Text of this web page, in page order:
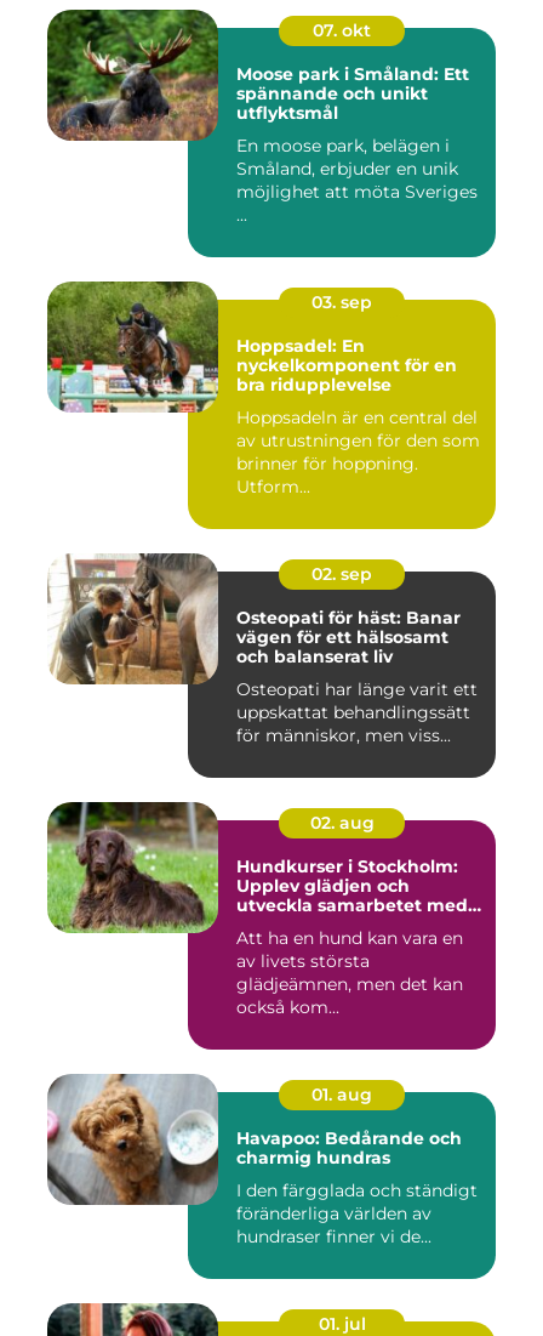
07. okt
Moose park i Småland: Ett
spännande och unikt
utflyktsmål
En moose park, belägen i
Småland, erbjuder en unik
möjlighet att möta Sveriges
...
03. sep
Hoppsadel: En
nyckelkomponent för en
bra ridupplevelse
Hoppsadeln är en central del
av utrustningen för den som
brinner för hoppning.
Utform...
02. sep
Osteopati för häst: Banar
vägen för ett hälsosamt
och balanserat liv
Osteopati har länge varit ett
uppskattat behandlingssätt
för människor, men viss...
02. aug
Hundkurser i Stockholm:
Upplev glädjen och
utveckla samarbetet med
Att ha en hund kan vara en
av livets största
glädjeämnen, men det kan
också kom...
01. aug
Havapoo: Bedårande och
charmig hundras
I den färgglada och ständigt
föränderliga världen av
hundraser finner vi de...
01. jul